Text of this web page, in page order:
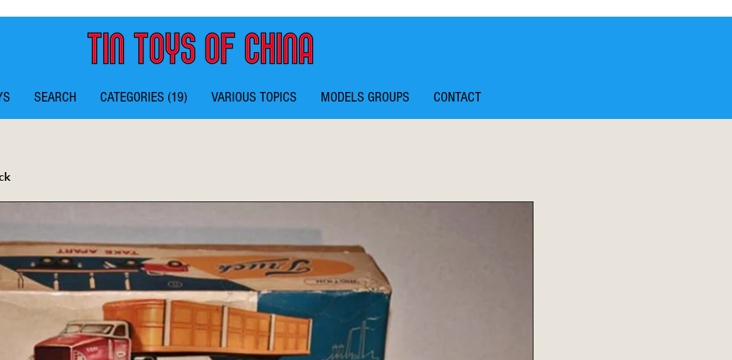
SEARCH CATEGORIES (19) VARIOUS TOPICS MODELS GROUPS CONTACT